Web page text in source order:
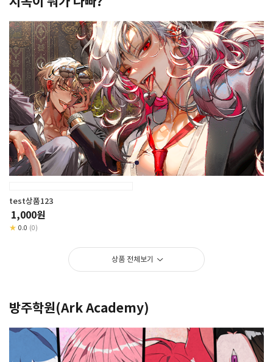
test상품123
1,000원
★ 0.0 (0)
상품 전체보기 >
방주학원(Ark Academy)